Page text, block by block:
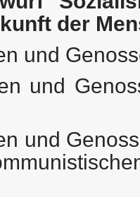
der
und
und
und